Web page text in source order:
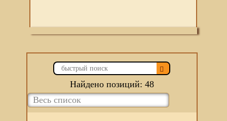
Найдено позиций: 48